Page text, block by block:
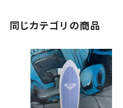
同じカテゴリの商品